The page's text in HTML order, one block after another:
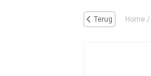
Terug Home/